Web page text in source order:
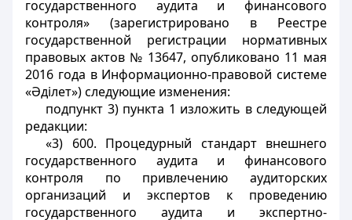
государственного аудита и финансового
контроля» (зарегистрировано в Реестре
государственной регистрации нормативных
правовых актов № 13647, опубликовано 11 мая
2016 года в Информационно-правовой системе
«Әділет») следующие изменения:
подпункт 3) пункта 1 изложить в следующей
редакции:
«3) 600. Процедурный стандарт внешнего
государственного аудита и финансового
контроля по привлечению аудиторских
организаций и экспертов к проведению
государственного аудита и экспертно-